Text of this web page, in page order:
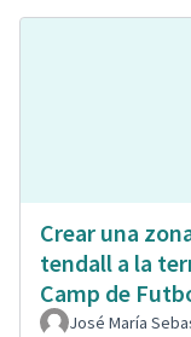
Crear una
tendall a la
Camp de
José María